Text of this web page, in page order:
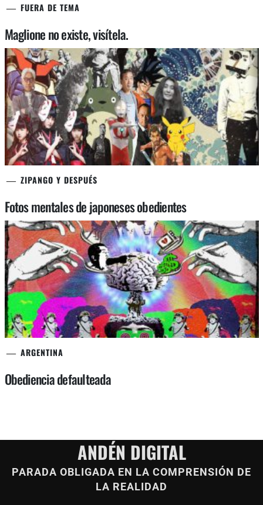
FUERA DE TEMA
Maglione no existe, visítela.
ZIPANGO Y DESPUÉS
Fotos mentales de japoneses obedientes
ARGENTINA
Obediencia defaulteada
ANDÉN DIGITAL
PARADA OBLIGADA EN LA COMPRENSIÓN DE
LA REALIDAD